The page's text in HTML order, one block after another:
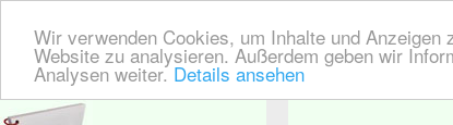
Wir verwenden Cookies, um Inhalte und
Website zu analysieren. Außerdem geben wir
Analysen weiter. Details ansehen
BEDIENUNGSANLEITUNG | Hier finden Sie die deutsche Anleitung!